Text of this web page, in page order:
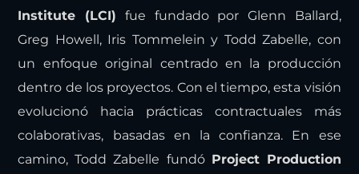
Institute (LCI) fue fundado por Glenn Ballard,
Greg Howell, Iris Tommelein y Todd Zabelle, con
un enfoque original centrado en la producción
dentro de los proyectos. Con el tiempo, esta visión
evolucionó hacia prácticas contractuales más
colaborativas, basadas en la confianza. En ese
camino, Todd Zabelle fundó Project Production